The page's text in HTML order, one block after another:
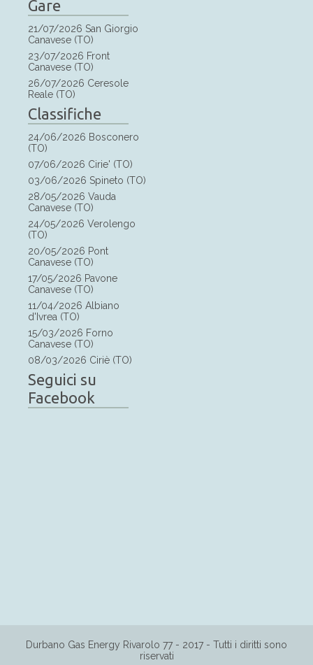
Gare
21/07/2026 San Giorgio
Canavese (TO)
23/07/2026 Front
Canavese (TO)
26/07/2026 Ceresole
Reale (TO)
Classifiche
24/06/2026 Bosconero
(TO)
07/06/2026 Cirie' (TO)
03/06/2026 Spineto (TO)
28/05/2026 Vauda
Canavese (TO)
24/05/2026 Verolengo
(TO)
20/05/2026 Pont
Canavese (TO)
17/05/2026 Pavone
Canavese (TO)
11/04/2026 Albiano
d'Ivrea (TO)
15/03/2026 Forno
Canavese (TO)
08/03/2026 Ciriè (TO)
Seguici su
Facebook
Durbano Gas Energy Rivarolo 77 - 2017 - Tutti i diritti sono
riservati